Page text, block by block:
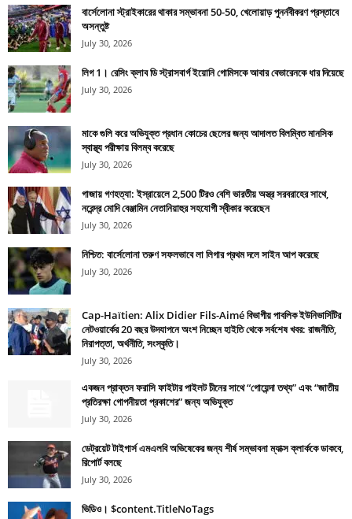
বার্সেলোনা স্ট্রাইকারের থাকার সম্ভাবনা 50-50, খেলোয়াড় পুনর্নবীকরণ প্রস্তাবে
অসন্তুষ্ট
July 30, 2026
লিগ 1। রেসিং ক্লাব ডি স্ট্রাসবার্গ ইয়োনি গোমিসকে আবার বেভারেনকে ধার দিয়েছে
July 30, 2026
মাকে গুলি করে অভিযুক্ত প্রধান কোচের ছেলের জন্য আদালত বিলম্বিত মানসিক
স্বাস্থ্য পরীক্ষায় বিলম্ব করেছে
July 30, 2026
গাজায় গণহত্যা: ইস্রায়েলে 2,500 টিরও বেশি ভারতীয় অস্ত্র সরবরাহের সাথে,
নরেন্দ্র মোদি বেঞ্জামিন নেতানিয়াহুর সহযোগী স্বীকার করেছেন
July 30, 2026
নিশ্চিত: বার্সেলোনা তরুণ সফলভাবে লা লিগার প্রথম দলে সাইন আপ করেছে
July 30, 2026
Cap-Haïtien: Alix Didier Fils-Aimé বিভাগীয় পাবলিক ইউনিভার্সিটির
নেটওয়ার্কের 20 বছর উদযাপনে অংশ নিচ্ছেন হাইতি থেকে সর্বশেষ খবর: রাজনীতি,
নিরাপত্তা, অর্থনীতি, সংস্কৃতি।
July 30, 2026
একজন প্রাক্তন ফরাসি ফাইটার পাইলট চীনের সাথে “গোয়েন্দা তথ্য” এবং “জাতীয়
প্রতিরক্ষা গোপনীয়তা প্রকাশের” জন্য অভিযুক্ত
July 30, 2026
ডেট্রয়েট টাইগার্স এমএলবি অভিষেকের জন্য শীর্ষ সম্ভাবনা ম্যাক্স ক্লার্ককে ডাকবে,
রিপোর্ট বলছে
July 30, 2026
ভিডিও। $content.TitleNoTags